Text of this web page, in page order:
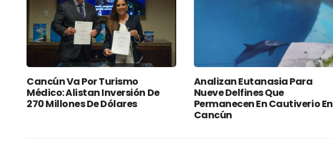
Cancún Va Por Turismo
Médico: Alistan Inversión De
270 Millones De Dólares
Analizan Eutanasia Para
Nueve Delfines Que
Permanecen En Cautiverio En
Cancún